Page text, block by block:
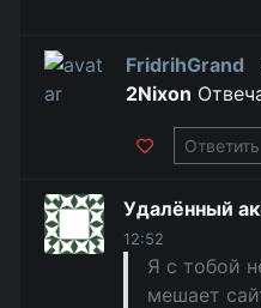
FridrihGrand
2Nixon
Ответить
Удалённый
12:52
Я с тобой
мешает